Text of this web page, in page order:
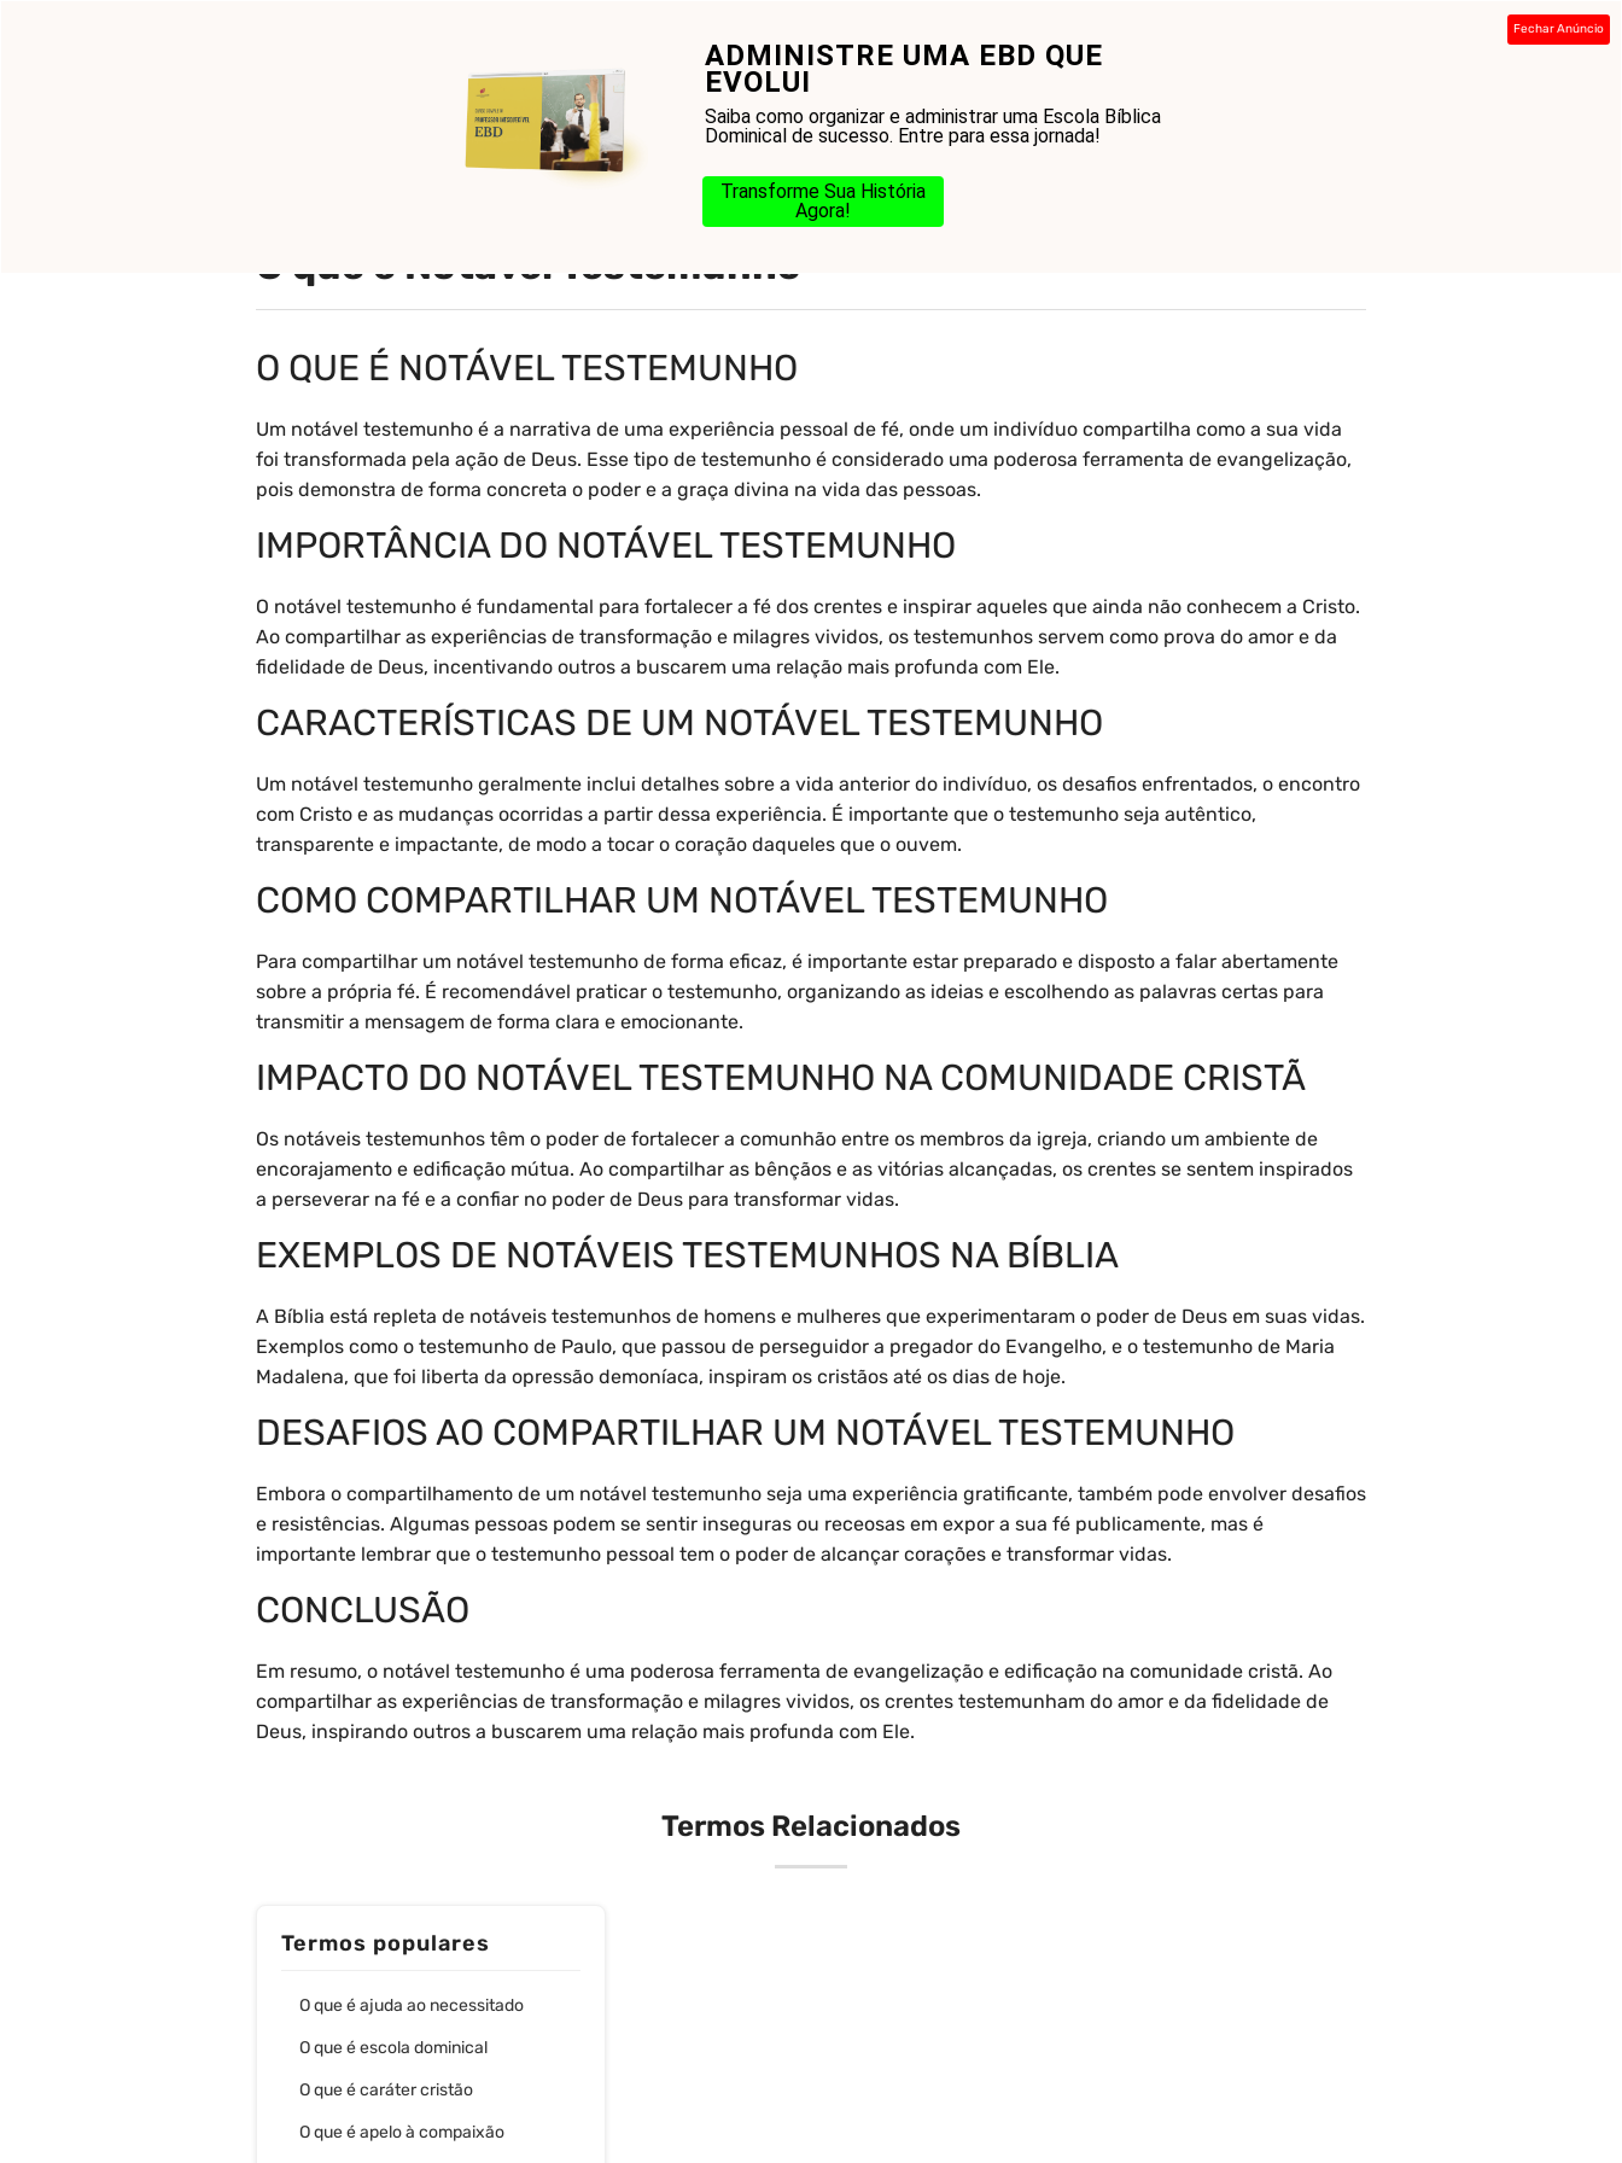
ADMINISTRE UMA EBD QUE
EVOLUI
Saiba como organizar e administrar uma Escola Bíblica
Dominical de sucesso. Entre para essa jornada!
Transforme Sua História
Agora!
Fechar Anúncio
Pronto para conhecer a Bíblia? Glossário Blog Na Jornada
O que é Notável Testemunho
O QUE É NOTÁVEL TESTEMUNHO
Um notável testemunho é a narrativa de uma experiência pessoal de fé, onde um indivíduo compartilha como a sua vida
foi transformada pela ação de Deus. Esse tipo de testemunho é considerado uma poderosa ferramenta de evangelização,
pois demonstra de forma concreta o poder e a graça divina na vida das pessoas.
IMPORTÂNCIA DO NOTÁVEL TESTEMUNHO
O notável testemunho é fundamental para fortalecer a fé dos crentes e inspirar aqueles que ainda não conhecem a Cristo.
Ao compartilhar as experiências de transformação e milagres vividos, os testemunhos servem como prova do amor e da
fidelidade de Deus, incentivando outros a buscarem uma relação mais profunda com Ele.
CARACTERÍSTICAS DE UM NOTÁVEL TESTEMUNHO
Um notável testemunho geralmente inclui detalhes sobre a vida anterior do indivíduo, os desafios enfrentados, o encontro
com Cristo e as mudanças ocorridas a partir dessa experiência. É importante que o testemunho seja autêntico,
transparente e impactante, de modo a tocar o coração daqueles que o ouvem.
COMO COMPARTILHAR UM NOTÁVEL TESTEMUNHO
Para compartilhar um notável testemunho de forma eficaz, é importante estar preparado e disposto a falar abertamente
sobre a própria fé. É recomendável praticar o testemunho, organizando as ideias e escolhendo as palavras certas para
transmitir a mensagem de forma clara e emocionante.
IMPACTO DO NOTÁVEL TESTEMUNHO NA COMUNIDADE CRISTÃ
Os notáveis testemunhos têm o poder de fortalecer a comunhão entre os membros da igreja, criando um ambiente de
encorajamento e edificação mútua. Ao compartilhar as bênçãos e as vitórias alcançadas, os crentes se sentem inspirados
a perseverar na fé e a confiar no poder de Deus para transformar vidas.
EXEMPLOS DE NOTÁVEIS TESTEMUNHOS NA BÍBLIA
A Bíblia está repleta de notáveis testemunhos de homens e mulheres que experimentaram o poder de Deus em suas vidas.
Exemplos como o testemunho de Paulo, que passou de perseguidor a pregador do Evangelho, e o testemunho de Maria
Madalena, que foi liberta da opressão demoníaca, inspiram os cristãos até os dias de hoje.
DESAFIOS AO COMPARTILHAR UM NOTÁVEL TESTEMUNHO
Embora o compartilhamento de um notável testemunho seja uma experiência gratificante, também pode envolver desafios
e resistências. Algumas pessoas podem se sentir inseguras ou receosas em expor a sua fé publicamente, mas é
importante lembrar que o testemunho pessoal tem o poder de alcançar corações e transformar vidas.
CONCLUSÃO
Em resumo, o notável testemunho é uma poderosa ferramenta de evangelização e edificação na comunidade cristã. Ao
compartilhar as experiências de transformação e milagres vividos, os crentes testemunham do amor e da fidelidade de
Deus, inspirando outros a buscarem uma relação mais profunda com Ele.
Termos Relacionados
Termos populares
O que é ajuda ao necessitado
O que é escola dominical
O que é caráter cristão
O que é apelo à compaixão